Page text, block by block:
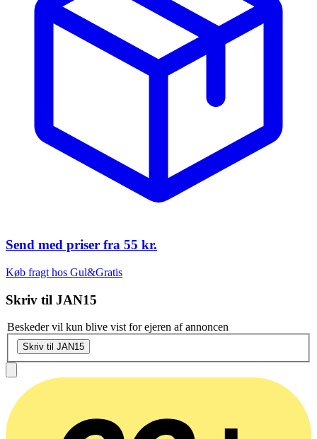
Send med priser fra 55 kr.
Køb fragt hos Gul&Gratis
Skriv til JAN15
Beskeder vil kun blive vist for ejeren af annoncen
Skriv til JAN15